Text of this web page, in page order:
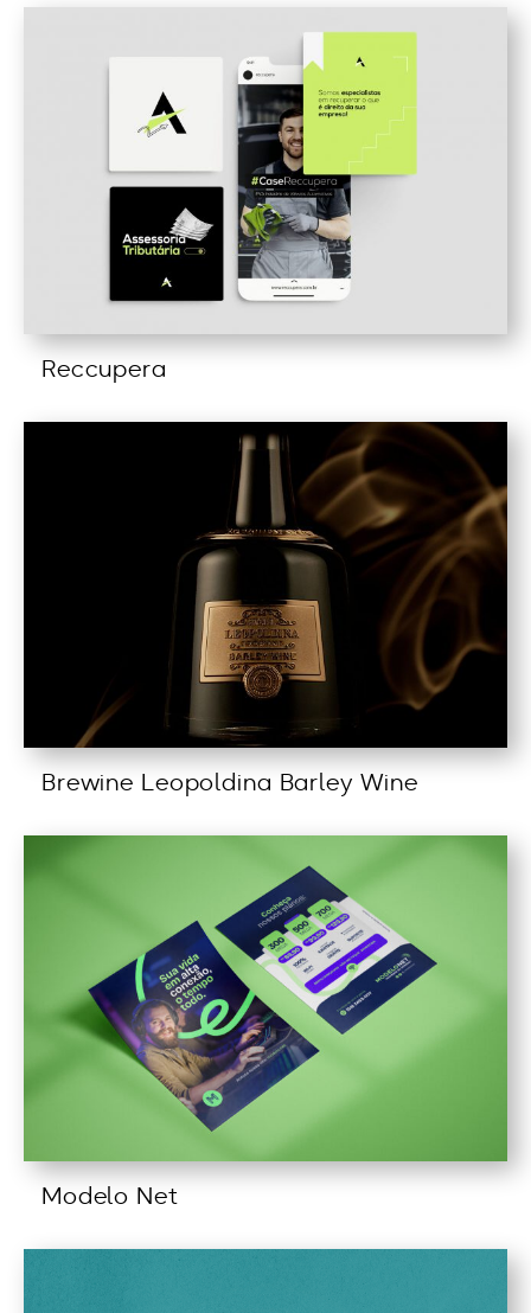
Reccupera
Brewine Leopoldina Barley Wine
Modelo Net